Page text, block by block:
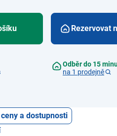
Rezervovat
Odběr do 15
na 1 prodejně
ceny a dostupnosti